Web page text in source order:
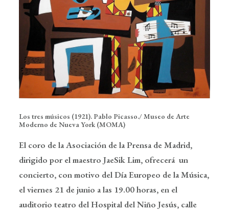
Los tres músicos (1921). Pablo Picasso./ Museo de Arte
Moderno de Nueva York (MOMA)
El coro de la Asociación de la Prensa de Madrid,
dirigido por el maestro JaeSik Lim, ofrecerá un
concierto, con motivo delDía Europeo de la Música,
el viernes 21 de junio a las 19.00 horas, en el
auditorio teatro delHospital del Niño Jesús, calle